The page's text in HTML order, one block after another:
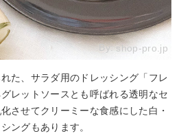
By:shop-pro.jp
た、サラダ用のドレッシング「フレ
レットソースとも呼ばれる透明なセ
させてクリーミーな食感にした白・
ングもあります。